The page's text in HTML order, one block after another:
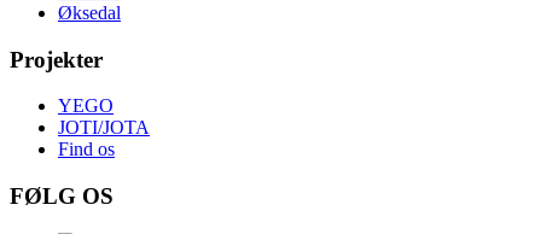
Øksedal
Projekter
YEGO
JOTI/JOTA
Find os
FØLG OS